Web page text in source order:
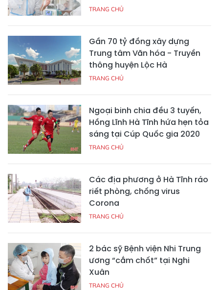
TRANG CHỦ
Gần 70 tỷ đồng xây dựng
Trung tâm Văn hóa - Truyền
thông huyện Lộc Hà
TRANG CHỦ
Ngoại binh chia đều 3 tuyến,
Hồng Lĩnh Hà Tĩnh hứa hẹn tỏa
sáng tại Cúp Quốc gia 2020
TRANG CHỦ
Các địa phương ở Hà Tĩnh ráo
riết phòng, chống virus
Corona
TRANG CHỦ
2 bác sỹ Bệnh viện Nhi Trung
ương “cắm chốt” tại Nghi
Xuân
TRANG CHỦ